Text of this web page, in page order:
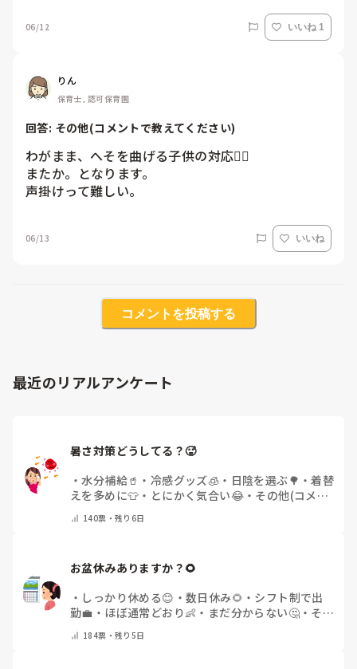
06/12 いいね 1
りん
保育士, 認可保育園
回答: その他(コメントで教えてください)
わがまま、へそを曲げる子供の対応😮‍💨
またか。となります。
声掛けって難しい。
06/13 いいね
コメントを投稿する
最近のリアルアンケート
暑さ対策どうしてる？🥵
・水分補給🥤 ・ 冷感グッズ🧊 ・ 日陰を選ぶ🌳 ・着替
えを多めに👕 ・ とにかく気合い😂・ その他(コメン
トで教えてください)
140票・残り6日
お盆休みありますか？🌻
・ しっかり休める😊 ・ 数日休み🌻 ・ シフト制で出
勤💼 ・ ほぼ通常どおり👶 ・ まだ分からない🤔・ その
他(コメントで教えてください)
184票・残り5日